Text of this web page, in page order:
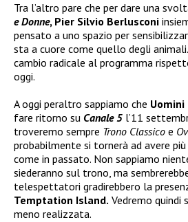
Tra l’altro pare che per dare una
e Donne, Pier Silvio Berlusconi
pensato a uno spazio per
sta a cuore come quello degli
cambio radicale al programma
oggi.
A oggi peraltro sappiamo che Uomini
fare ritorno su Canale 5 l’11
troveremo sempre Trono Classico e
probabilmente si tornerà ad avere
come in passato. Non sappiamo
siederanno sul trono, ma
telespettatori gradirebbero la
Temptation Island. Vedremo quindi
meno realizzata.